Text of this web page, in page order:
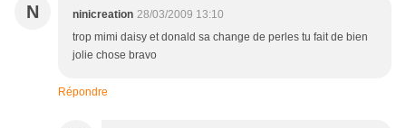
N ninicreation 28/03/2009 13:10
trop mimi daisy et donald sa change de perles tu fait de bien
jolie chose bravo
Répondre